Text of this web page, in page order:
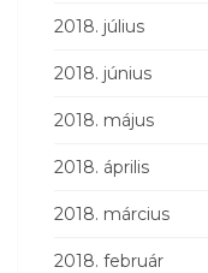
2018. július
2018. június
2018. május
2018. április
2018. március
2018. február